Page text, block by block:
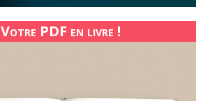
Votre PDF en livre !